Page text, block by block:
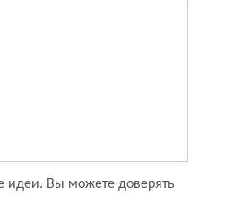
идеи. Вы можете доверять